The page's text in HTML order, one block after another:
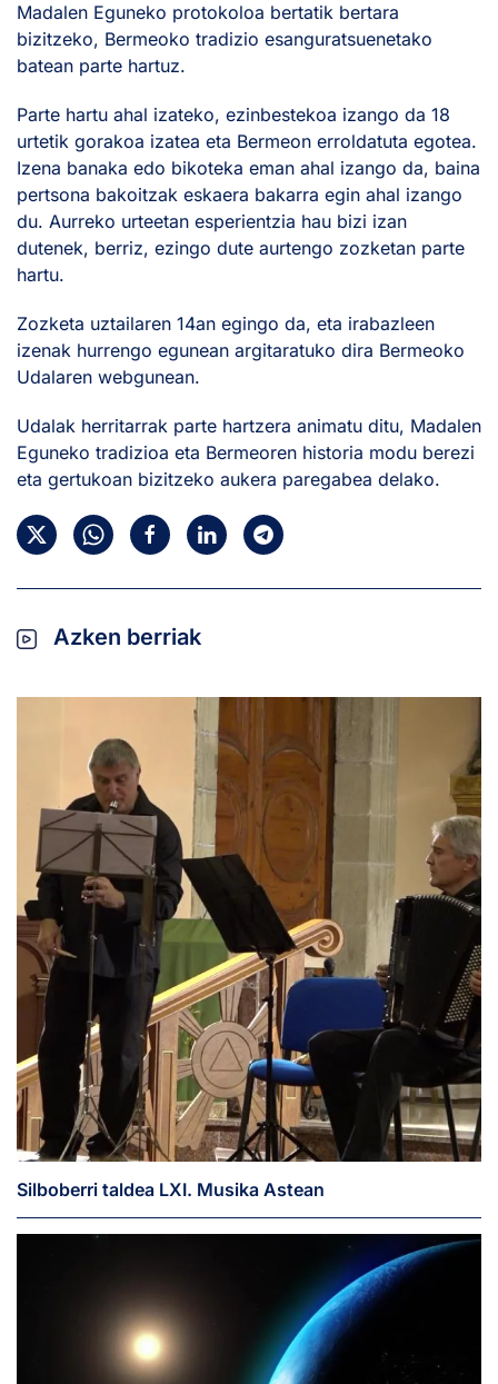
Madalen Eguneko protokoloa bertatik bertara
bizitzeko, Bermeoko tradizio esanguratsuenetako
batean parte hartuz.
Parte hartu ahal izateko, ezinbestekoa izango da 18
urtetik gorakoa izatea eta Bermeon erroldatuta egotea.
Izena banaka edo bikoteka eman ahal izango da, baina
pertsona bakoitzak eskaera bakarra egin ahal izango
du. Aurreko urteetan esperientzia hau bizi izan
dutenek, berriz, ezingo dute aurtengo zozketan parte
hartu.
Zozketa uztailaren 14an egingo da, eta irabazleen
izenak hurrengo egunean argitaratuko dira Bermeoko
Udalaren webgunean.
Udalak herritarrak parte hartzera animatu ditu, Madalen
Eguneko tradizioa eta Bermeoren historia modu berezi
eta gertukoan bizitzeko aukera paregabea delako.
Azken berriak
Silboberri taldea LXI. Musika Astean